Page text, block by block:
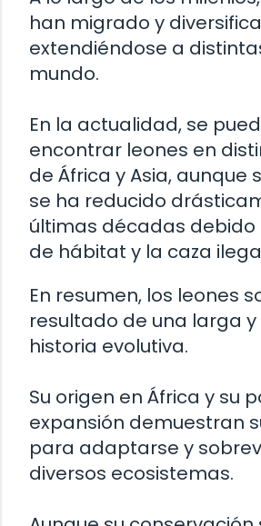
han migrado y
extendiéndose a
mundo.
En la actualidad, se
encontrar leones en
de África y Asia, aunque
se ha reducido
últimas décadas debido
de hábitat y la caza
En resumen, los leones
resultado de una larga
historia evolutiva.
Su origen en África y su
expansión demuestran
para adaptarse y
diversos ecosistemas.